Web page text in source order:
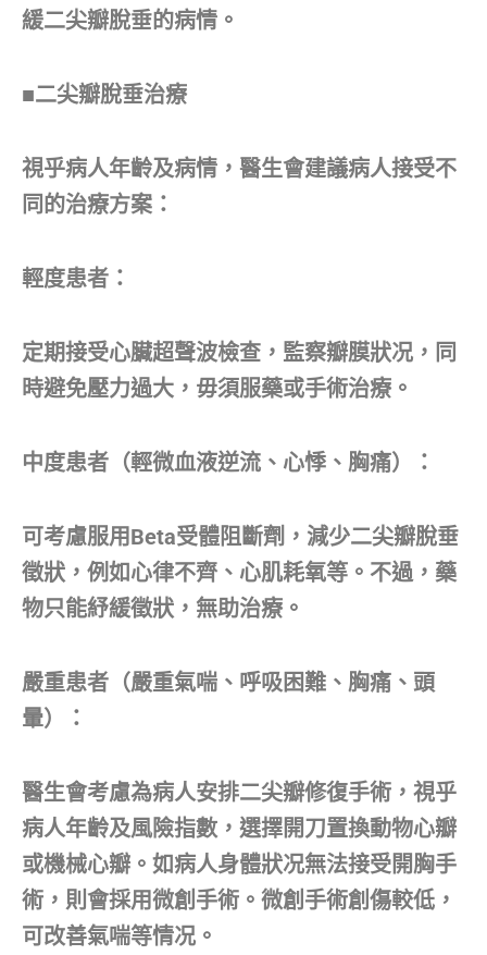
緩二尖瓣脫垂的病情。
■二尖瓣脫垂治療
視乎病人年齡及病情，醫生會建議病人接受不
同的治療方案：
輕度患者：
定期接受心臟超聲波檢查，監察瓣膜狀况，同
時避免壓力過大，毋須服藥或手術治療。
中度患者（輕微血液逆流、心悸、胸痛）：
可考慮服用Beta受體阻斷劑，減少二尖瓣脫垂
徵狀，例如心律不齊、心肌耗氧等。不過，藥
物只能紓緩徵狀，無助治療。
嚴重患者（嚴重氣喘、呼吸困難、胸痛、頭
暈）：
醫生會考慮為病人安排二尖瓣修復手術，視乎
病人年齡及風險指數，選擇開刀置換動物心瓣
或機械心瓣。如病人身體狀况無法接受開胸手
術，則會採用微創手術。微創手術創傷較低，
可改善氣喘等情况。